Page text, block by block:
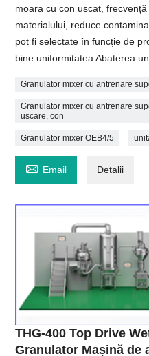
moara cu con uscat,
materialului, reduce
pot fi selectate în funcție de
bine uniformitatea Abaterea
Granulator mixer cu antrenare
Granulator mixer cu antrenare
uscare, con
Granulator mixer OEB4/5
 Email Detalii
THG-400 Top Drive
Granulator Mașină de